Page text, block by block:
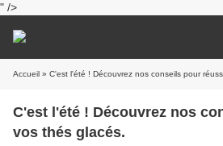
" />
Accueil » C'est l'été ! Découvrez nos conseils pour
C'est l'été ! Découvrez nos
vos thés glacés.